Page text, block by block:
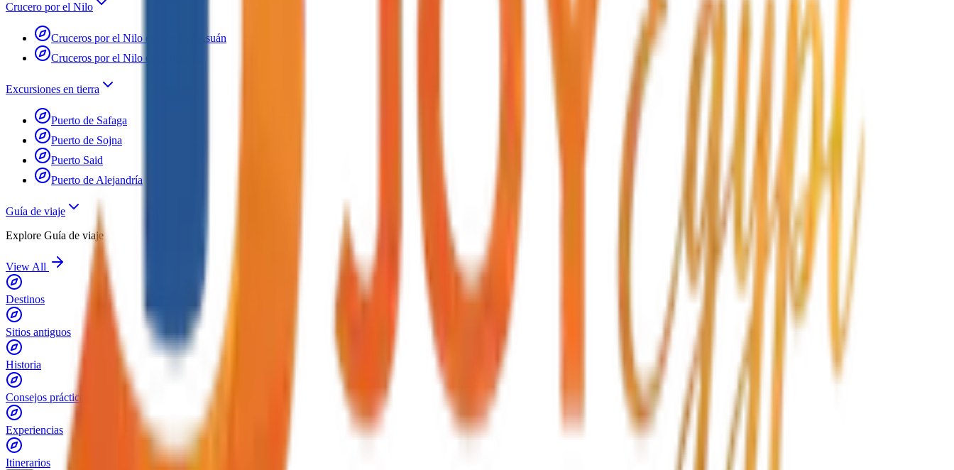
Crucero por el Nilo
Cruceros por el Nilo en Luxor y Asuán
Cruceros por el Nilo en Dahabiya
Excursiones en tierra
Puerto de Safaga
Puerto de Sojna
Puerto Said
Puerto de Alejandría
Guía de viaje
Explore Guía de viaje
View All
Destinos
Sitios antiguos
Historia
Consejos prácticos
Experiencias
Itinerarios